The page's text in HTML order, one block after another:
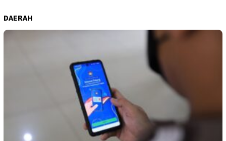
DAERAH